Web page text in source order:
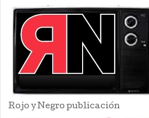
Rojo y Negro publicación